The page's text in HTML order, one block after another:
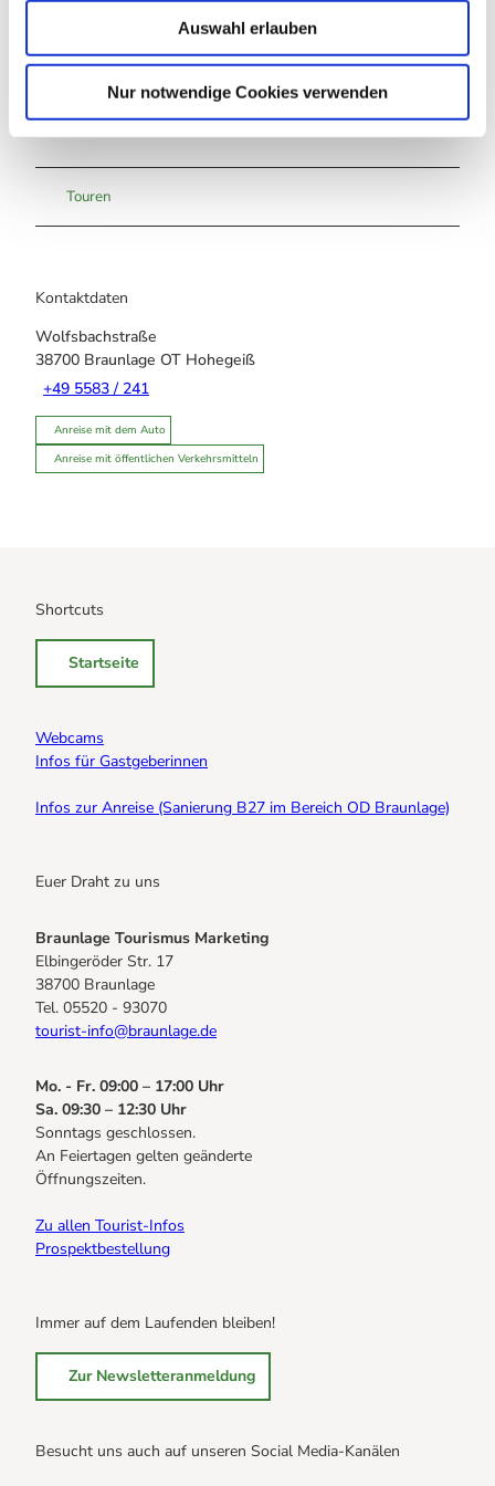
Auswahl erlauben
Nur notwendige Cookies verwenden
In der Nähe Auf der Karte anschauen
Touren
Kontaktdaten
Wolfsbachstraße
38700 Braunlage OT Hohegeiß
+49 5583 / 241
Anreise mit dem Auto
Anreise mit öffentlichen Verkehrsmitteln
Shortcuts
Startseite
Webcams
Infos für Gastgeberinnen
Infos zur Anreise (Sanierung B27 im Bereich OD Braunlage)
Euer Draht zu uns
Braunlage Tourismus Marketing
Elbingeröder Str. 17
38700 Braunlage
Tel. 05520 - 93070
tourist-info@braunlage.de
Mo. - Fr. 09:00 – 17:00 Uhr
Sa. 09:30 – 12:30 Uhr
Sonntags geschlossen.
An Feiertagen gelten geänderte
Öffnungszeiten.
Zu allen Tourist-Infos
Prospektbestellung
Immer auf dem Laufenden bleiben!
Zur Newsletteranmeldung
Besucht uns auch auf unseren Social Media-Kanälen